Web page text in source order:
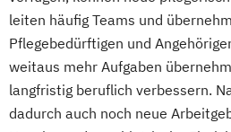
Pflegedienstleitung im
Pflegedienst
Pflegedienstleitung in der
Krankenpflege
Praxisanleitung in der
leiten häufig Teams und
Pflegebedürftigen und
weitaus mehr Aufgaben
langfristig beruflich verbessern.
dadurch auch noch neue